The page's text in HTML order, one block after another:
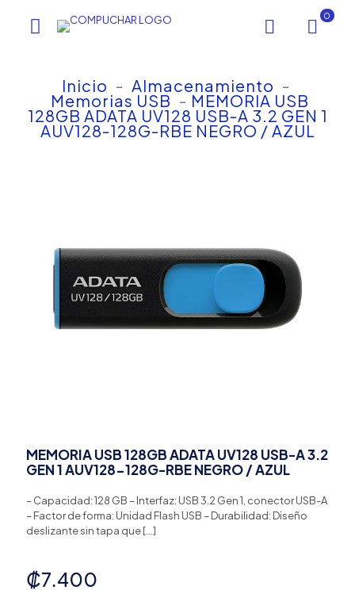
0
Inicio - Almacenamiento -
Memorias USB - MEMORIA USB
128GB ADATA UV128 USB-A 3.2 GEN 1
AUV128-128G-RBE NEGRO / AZUL
MEMORIA USB 128GB ADATA UV128 USB-A 3.2
GEN 1 AUV128-128G-RBE NEGRO / AZUL
– Capacidad: 128 GB – Interfaz: USB 3.2 Gen 1, conector USB-A
– Factor de forma: Unidad Flash USB – Durabilidad: Diseño
deslizante sin tapa que[…]
₡7.400